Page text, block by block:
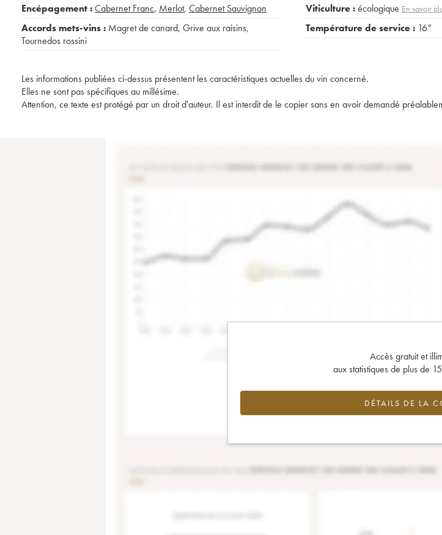
Encépagement :Cabernet Franc, Merlot, Cabernet Sauvignon
Accords mets-vins : Magret de canard, Grive aux raisins,
Tournedos rossini
Viticulture :écologique En savoir
Température de service : 16°
Les informations publiées ci-dessus présentent les caractéristiques actuelles du vin concerné.
Elles ne sont pas spécifiques au millésime.
Attention, ce texte est protégé par un droit d'auteur. Il est interdit de le copier sans en avoir demandé
Accès gratuit et
aux statistiques de plus de
DÉTAILS DE LA